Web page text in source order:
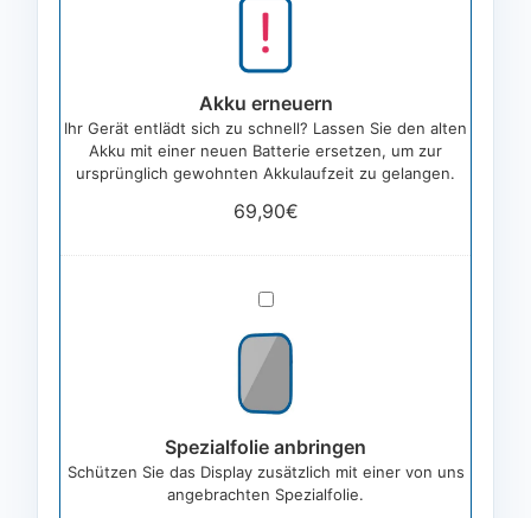
Akku erneuern
Ihr Gerät entlädt sich zu schnell? Lassen Sie den alten
Akku mit einer neuen Batterie ersetzen, um zur
ursprünglich gewohnten Akkulaufzeit zu gelangen.
69,90€
Spezialfolie
anbringen
Spezialfolie anbringen
Schützen Sie das Display zusätzlich mit einer von uns
angebrachten Spezialfolie.